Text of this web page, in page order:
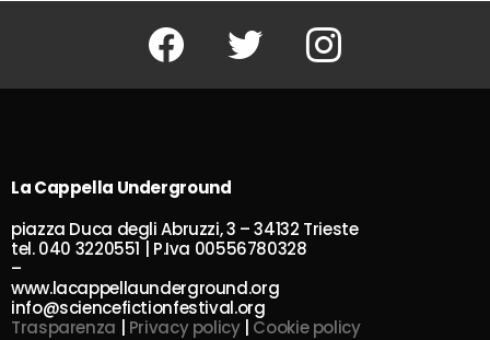
Facebook Twitter Instagram
La Cappella Underground
piazza Duca degli Abruzzi, 3 – 34132 Trieste
tel. 040 3220551 | P.Iva 00556780328
–
www.lacappellaunderground.org
info@sciencefictionfestival.org
Trasparenza
Privacy policy| Cookie policy